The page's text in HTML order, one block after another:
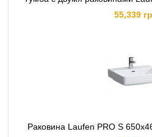
55,339
Раковина Laufen PRO S